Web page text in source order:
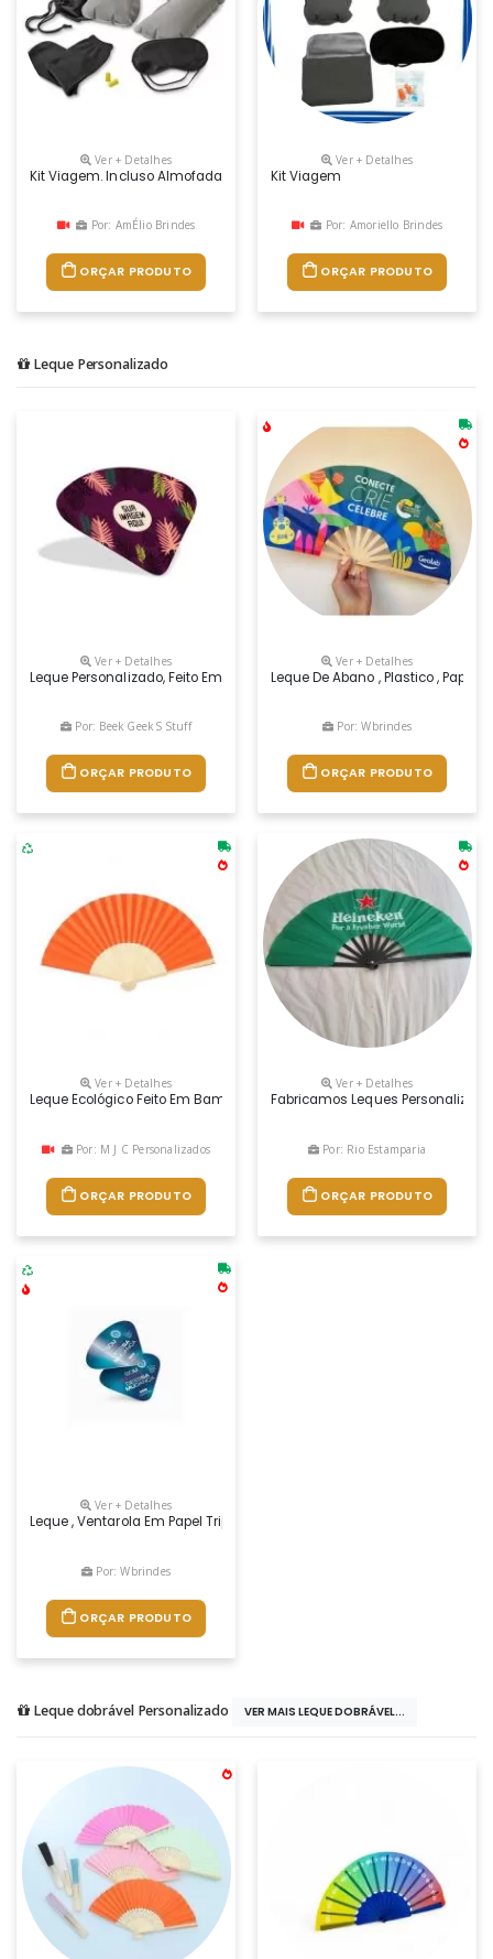
Ver + Detalhes
Kit Viagem. Incluso Almofada De Pescoço, Máscara Para Dormir,
Por: AmÉlio Brindes
ORÇAR PRODUTO
Ver + Detalhes
Kit Viagem
Por: Amoriello Brindes
ORÇAR PRODUTO
Leque Personalizado
Ver + Detalhes
Leque Personalizado, Feito Em Psao 1mm, Material Semelhante A
Por: Beek Geek S Stuff
ORÇAR PRODUTO
Ver + Detalhes
Leque De Abano , Plastico , Papel
Por: Wbrindes
ORÇAR PRODUTO
Ver + Detalhes
Leque Ecológico Feito Em Bambu E Papel
Por: M J C Personalizados
ORÇAR PRODUTO
Ver + Detalhes
Fabricamos Leques
Por: Rio Estamparia
ORÇAR PRODUTO
Ver + Detalhes
Leque , Ventarola Em Papel Triplex Impressão 4x4 Cores
Por: Wbrindes
ORÇAR PRODUTO
Leque dobrável Personalizado VER MAIS LEQUE DOBRÁVEL...